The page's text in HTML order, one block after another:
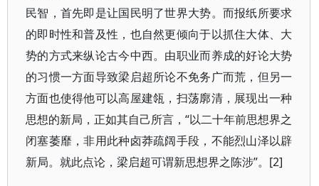
民智，首先即是让国民明了世界大势。而报纸所要求
的即时性和普及性，也自然更倾向于以抓住大体、大
势的方式来纵论古今中西。由职业而养成的好论大势
的习惯一方面导致梁启超所论不免务广而荒，但另一
方面也使得他可以高屋建瓴，扫荡廓清，展现出一种
思想的新局，正如其自己所言，“以二十年前思想界之
闭塞萎靡，非用此种卤莽疏阔手段，不能烈山泽以辟
新局。就此点论，梁启超可谓新思想界之陈涉”。[2]